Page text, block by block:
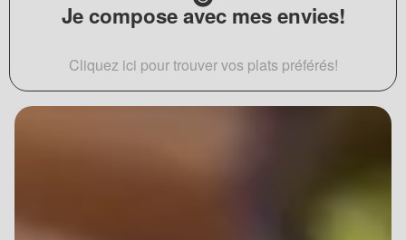
Je compose avec mes envies!
Cliquez ici pour trouver vos plats préférés!